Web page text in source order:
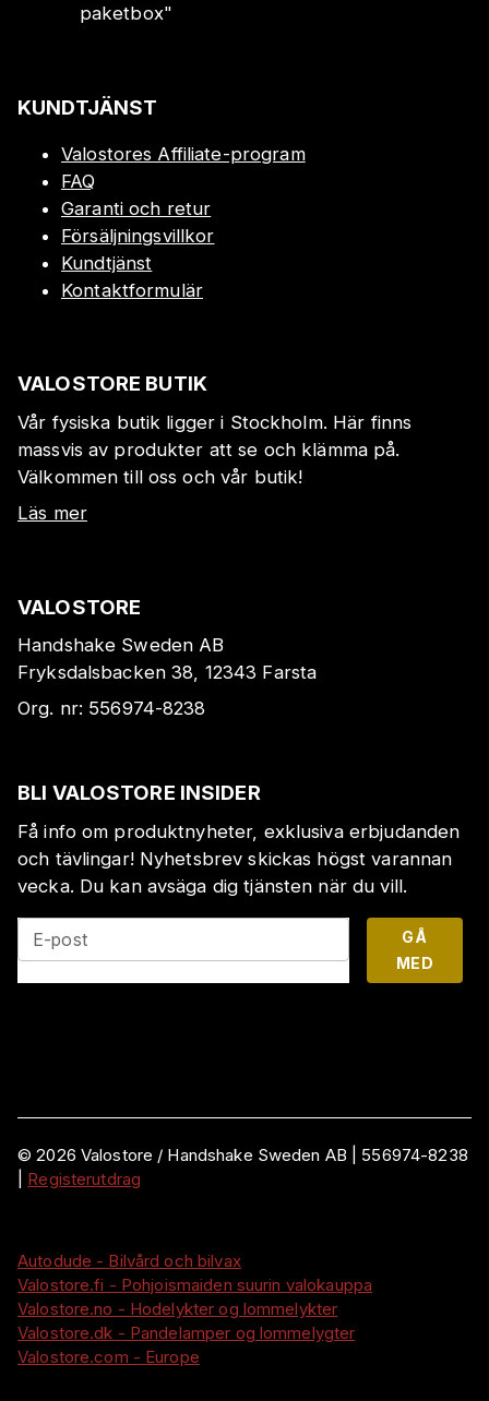
paketbox"
KUNDTJÄNST
Valostores Affiliate-program
FAQ
Garanti och retur
Försäljningsvillkor
Kundtjänst
Kontaktformulär
VALOSTORE BUTIK
Vår fysiska butik ligger i Stockholm. Här finns
massvis av produkter att se och klämma på.
Välkommen till oss och vår butik!
Läs mer
VALOSTORE
Handshake Sweden AB
Fryksdalsbacken 38, 12343 Farsta
Org. nr: 556974-8238
BLI VALOSTORE INSIDER
Få info om produktnyheter, exklusiva erbjudanden
och tävlingar! Nyhetsbrev skickas högst varannan
vecka. Du kan avsäga dig tjänsten när du vill.
E-post
GÅ
MED
©2026 Valostore / Handshake Sweden AB
556974-8238
Registerutdrag
Autodude - Bilvård och bilvax
Valostore.fi - Pohjoismaiden suurin valokauppa
Valostore.no - Hodelykter og lommelykter
Valostore.dk - Pandelamper og lommelygter
Valostore.com - Europe